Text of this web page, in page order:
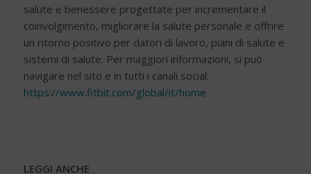
salute e benessere progettate per incrementare il
coinvolgimento, migliorare la salute personale e offrire
un ritorno positivo per datori di lavoro, piani di salute e
sistemi di salute. Per maggiori informazioni, si può
navigare nel sito e in tutti i canali social:
https://www.fitbit.com/global/it/home
LEGGI ANCHE